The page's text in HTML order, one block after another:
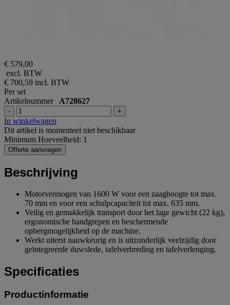
€ 579,00
excl. BTW
€ 700,59 incl. BTW
Per set
Artikelnummer A728627
- +
In winkelwagen
Dit artikel is momenteel niet beschikbaar
Minimum Hoeveelheid: 1
Offerte aanvragen
Beschrijving
Motorvermogen van 1600 W voor een zaaghoogte tot max.
70 mm en voor een schulpcapaciteit tot max. 635 mm.
Veilig en gemakkelijk transport door het lage gewicht (22 kg),
ergonomische handgrepen en beschermende
opbergmogelijkheid op de machine.
Werkt uiterst nauwkeurig en is uitzonderlijk veelzijdig door
geïntegreerde duwslede, tafelverbreding en tafelverlenging.
Specificaties
Productinformatie